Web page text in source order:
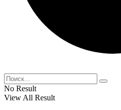
No Result
View All Result